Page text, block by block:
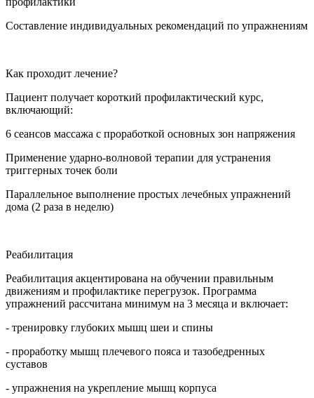
Составление индивидуальных рекомендаций по упражнениям
Как проходит лечение?
Пациент получает короткий профилактический курс,
включающий:
6 сеансов массажа с проработкой основных зон напряжения
Применение ударно-волновой терапии для устранения
триггерных точек боли
Параллельное выполнение простых лечебных упражнений
дома (2 раза в неделю)
Реабилитация
Реабилитация акцентирована на обучении правильным
движениям и профилактике перегрузок. Программа
упражнений рассчитана минимум на 3 месяца и включает:
- тренировку глубоких мышц шеи и спины
- проработку мышц плечевого пояса и тазобедренных
суставов
- упражнения на укрепление мышц корпуса